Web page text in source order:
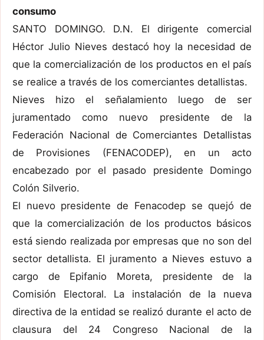
consumo
SANTO DOMINGO. D.N. El dirigente comercial
Héctor Julio Nieves destacó hoy la necesidad de
que la comercialización de los productos en el país
se realice a través de los comerciantes detallistas.
Nieves hizo el señalamiento luego de ser
juramentado como nuevo presidente de la
Federación Nacional de Comerciantes Detallistas
de Provisiones (FENACODEP), en un acto
encabezado por el pasado presidente Domingo
Colón Silverio.
El nuevo presidente de Fenacodep se quejó de
que la comercialización de los productos básicos
está siendo realizada por empresas que no son del
sector detallista. El juramento a Nieves estuvo a
cargo de Epifanio Moreta, presidente de la
Comisión Electoral. La instalación de la nueva
directiva de la entidad se realizó durante el acto de
clausura del 24 Congreso Nacional de la